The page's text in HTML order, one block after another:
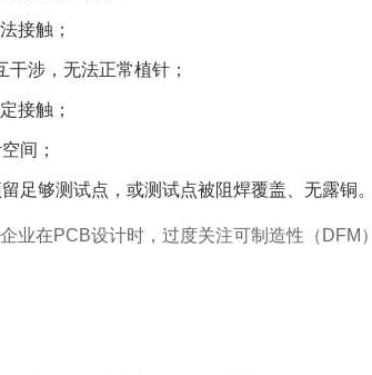
接触；
涉，无法正常植针；
接触；
间；
足够测试点，或测试点被阻焊覆盖、无露铜。
在PCB设计时，过度关注可制造性（DFM